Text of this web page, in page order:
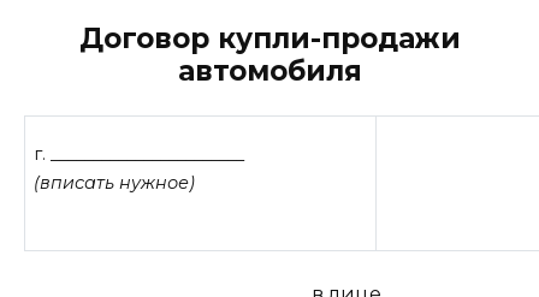
Договор купли-продажи
автомобиля
г. _______________________
(вписать нужное)